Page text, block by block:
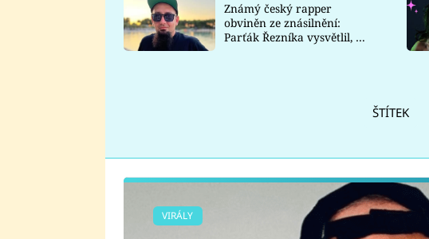
Známý český rapper
obviněn ze znásilnění:
Parťák Řezníka vysvětlil, co
ŠTÍTEK
VIRÁLY